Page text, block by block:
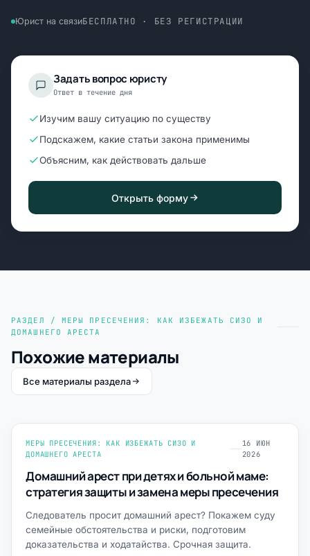
Юрист на связиБЕСПЛАТНО · БЕЗ РЕГИСТРАЦИИ
Задать вопрос юристу
Ответ в течение дня
Изучим вашу ситуацию по существу
Подскажем, какие статьи закона применимы
Объясним, как действовать дальше
Открыть форму
РАЗДЕЛ / МЕРЫ ПРЕСЕЧЕНИЯ: КАК ИЗБЕЖАТЬ СИЗО И
ДОМАШНЕГО АРЕСТА
Похожие материалы
Все материалы раздела
МЕРЫ ПРЕСЕЧЕНИЯ: КАК ИЗБЕЖАТЬ СИЗО И
ДОМАШНЕГО АРЕСТА
16 ИЮН
2026
Домашний арест при детях и больной маме:
стратегия защиты и замена меры пресечения
Следователь просит домашний арест? Покажем суду
семейные обстоятельства и риски, подготовим
доказательства и ходатайства. Срочная защита.